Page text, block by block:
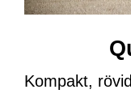
Kompakt,